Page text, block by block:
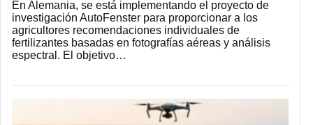
En Alemania, se está implementando el proyecto de
investigación AutoFenster para proporcionar a los
agricultores recomendaciones individuales de
fertilizantes basadas en fotografías aéreas y análisis
espectral. El objetivo…